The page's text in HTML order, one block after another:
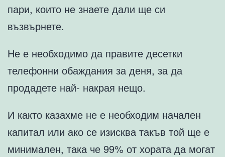
пари, които не знаете дали ще си
възвърнете.
Не е необходимо да правите десетки
телефонни обаждания за деня, за да
продадете най- накрая нещо.
И както казахме не е необходим начален
капитал или ако се изисква такъв той ще е
минимален, така че 99% от хората да могат